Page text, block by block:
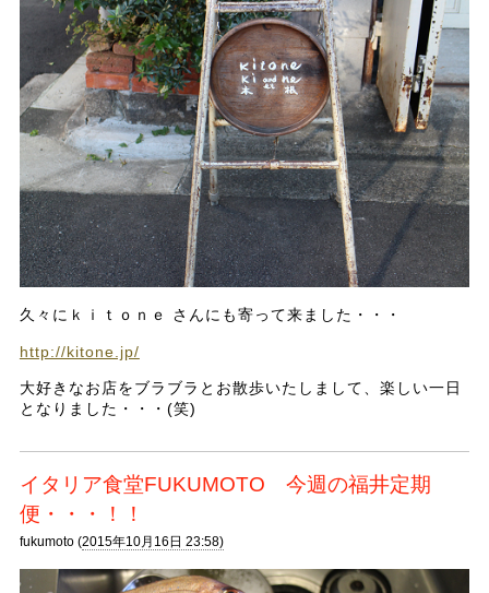
久々にｋｉｔｏｎｅ さんにも寄って来ました・・・
http://kitone.jp/
大好きなお店をブラブラとお散歩いたしまして、楽しい一日
となりました・・・(笑)
イタリア食堂FUKUMOTO 今週の福井定期
便・・・！！
fukumoto (2015年10月16日 23:58)